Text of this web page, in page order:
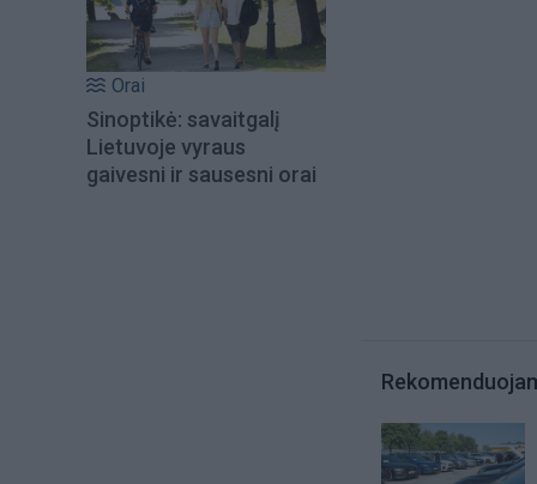
Orai
Sinoptikė: savaitgalį
Lietuvoje vyraus
gaivesni ir sausesni orai